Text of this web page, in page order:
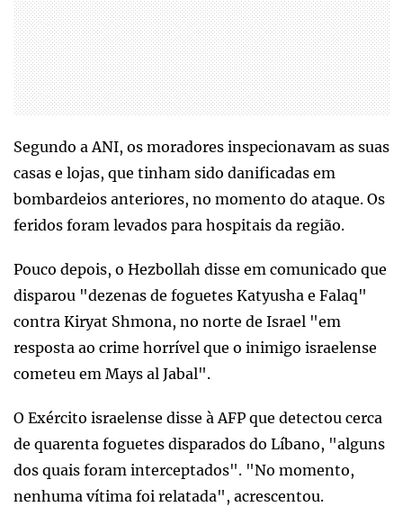
Segundo a ANI, os moradores inspecionavam as suas
casas e lojas, que tinham sido danificadas em
bombardeios anteriores, no momento do ataque. Os
feridos foram levados para hospitais da região.
Pouco depois, o Hezbollah disse em comunicado que
disparou "dezenas de foguetes Katyusha e Falaq"
contra Kiryat Shmona, no norte de Israel "em
resposta ao crime horrível que o inimigo israelense
cometeu em Mays al Jabal".
O Exército israelense disse à AFP que detectou cerca
de quarenta foguetes disparados do Líbano, "alguns
dos quais foram interceptados". "No momento,
nenhuma vítima foi relatada", acrescentou.